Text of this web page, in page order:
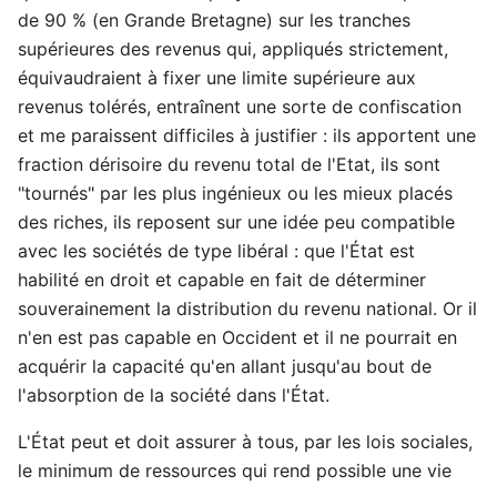
de 90 % (en Grande Bretagne) sur les tranches
supérieures des revenus qui, appliqués strictement,
équivaudraient à fixer une limite supérieure aux
revenus tolérés, entraînent une sorte de confiscation
et me paraissent difficiles à justifier : ils apportent une
fraction dérisoire du revenu total de l'Etat, ils sont
"tournés" par les plus ingénieux ou les mieux placés
des riches, ils reposent sur une idée peu compatible
avec les sociétés de type libéral : que l'État est
habilité en droit et capable en fait de déterminer
souverainement la distribution du revenu national. Or il
n'en est pas capable en Occident et il ne pourrait en
acquérir la capacité qu'en allant jusqu'au bout de
l'absorption de la société dans l'État.
L'État peut et doit assurer à tous, par les lois sociales,
le minimum de ressources qui rend possible une vie